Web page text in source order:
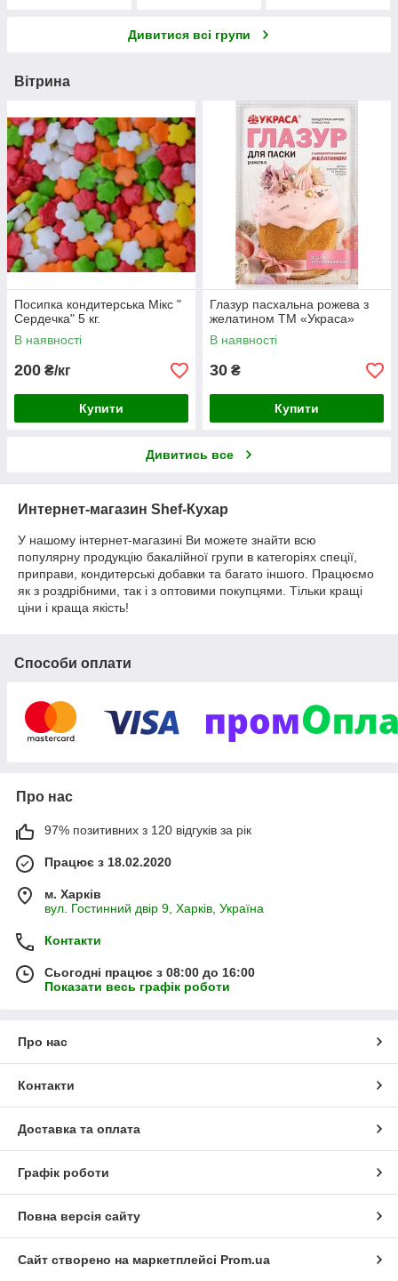
Дивитися всі групи
Вітрина
Посипка кондитерська Мікс "
Сердечка" 5 кг.
В наявності
200 ₴/кг
Купити
Глазур пасхальна рожева з
желатином ТМ «Украса»
В наявності
30 ₴
Купити
Дивитись все
Интернет-магазин Shef-Кухар
У нашому інтернет-магазині Ви можете знайти всю
популярну продукцію бакалійної групи в категоріях спеції,
приправи, кондитерські добавки та багато іншого. Працюємо
як з роздрібними, так і з оптовими покупцями. Тільки кращі
ціни і краща якість!
Способи оплати
Про нас
97% позитивних з 120 відгуків за рік
Працює з 18.02.2020
м. Харків
вул. Гостинний двір 9, Харків, Україна
Контакти
Сьогодні працює з 08:00 до 16:00
Показати весь графік роботи
Про нас
Контакти
Доставка та оплата
Графік роботи
Повна версія сайту
Сайт створено на маркетплейсі Prom.ua